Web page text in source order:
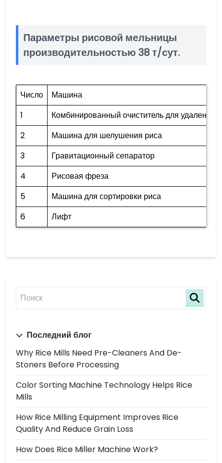
Последний блог
Why Rice Mills Need Pre-Cleaners And De-
Stoners Before Processing
Color Sorting Machine Technology Helps Rice
Mills
How Rice Milling Equipment Improves Rice
Quality And Reduce Grain Loss
How Does Rice Miller Machine Work?
Параметры рисовой мельницы
производительностью 38 т/сут.
Число
Машина
1
Комбинированный очиститель для удаления
2
Машина для шелушения риса
3
Гравитационный сепаратор
4
Рисовая фреза
5
Машина для сортировки риса
6
Лифт